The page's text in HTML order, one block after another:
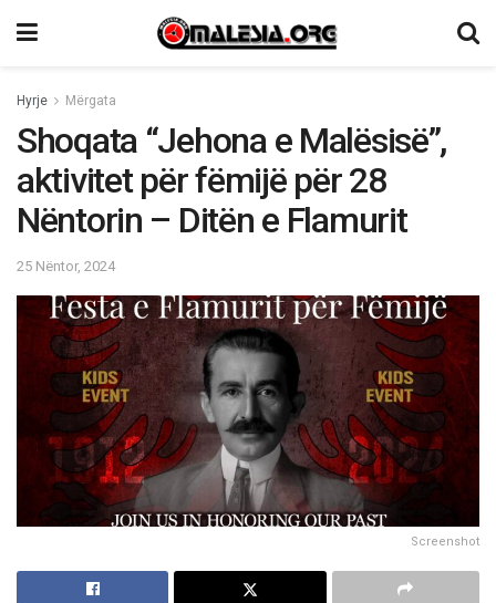
Hyrje Mërgata
Shoqata “Jehona e Malësisë”,
aktivitet për fëmijë për 28
Nëntorin – Ditën e Flamurit
25 Nëntor, 2024
Screenshot